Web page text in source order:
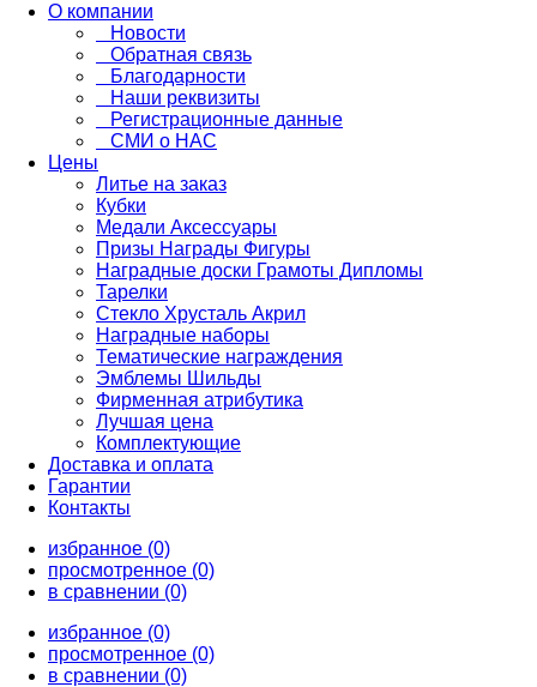
О компании
Новости
Обратная связь
Благодарности
Наши реквизиты
Регистрационные данные
СМИ о НАС
Цены
Литье на заказ
Кубки
Медали Аксессуары
Призы Награды Фигуры
Наградные доски Грамоты Дипломы
Тарелки
Стекло Хрусталь Акрил
Наградные наборы
Тематические награждения
Эмблемы Шильды
Фирменная атрибутика
Лучшая цена
Комплектующие
Доставка и оплата
Гарантии
Контакты
избранное (0)
просмотренное (0)
в сравнении (0)
избранное (0)
просмотренное (0)
в сравнении (0)